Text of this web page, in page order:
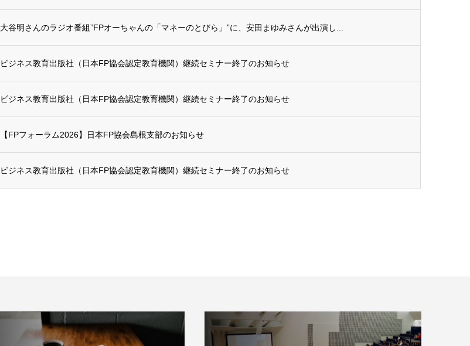
大谷明さんのラジオ番組”FPオーちゃんの「マネーのとびら」”に、安田まゆみさんが出演し...
ビジネス教育出版社（日本FP協会認定教育機関）継続セミナー終了のお知らせ
ビジネス教育出版社（日本FP協会認定教育機関）継続セミナー終了のお知らせ
【FPフォーラム2026】日本FP協会島根支部のお知らせ
ビジネス教育出版社（日本FP協会認定教育機関）継続セミナー終了のお知らせ